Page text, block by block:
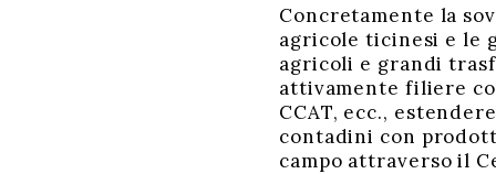
Concretamente la
agricole ticinesi e le
agricoli e grandi
attivamente filiere
CCAT, ecc.,
contadini con
campo attraverso il